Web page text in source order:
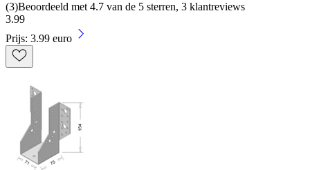
(3)Beoordeeld met 4.7 van de 5 sterren, 3 klantreviews
3.99
Prijs: 3.99 euro